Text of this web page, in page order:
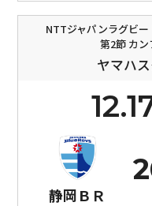
NTTジャパンラグビー
第2節 カ
ヤマハ
静岡ＢＲ